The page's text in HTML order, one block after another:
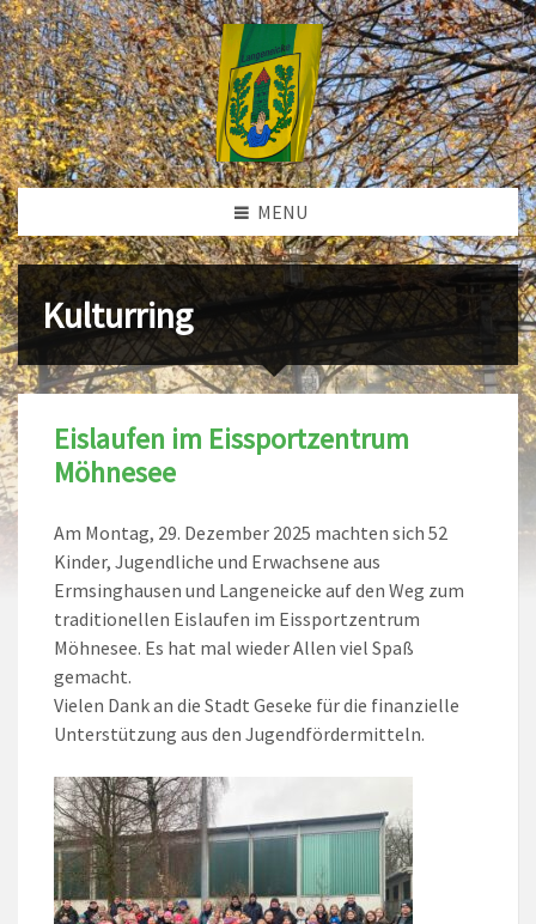
MENU
Kulturring
Eislaufen im Eissportzentrum
Möhnesee
Am Montag, 29. Dezember 2025 machten sich 52
Kinder, Jugendliche und Erwachsene aus
Ermsinghausen und Langeneicke auf den Weg zum
traditionellen Eislaufen im Eissportzentrum
Möhnesee. Es hat mal wieder Allen viel Spaß
gemacht.
Vielen Dank an die Stadt Geseke für die finanzielle
Unterstützung aus den Jugendfördermitteln.